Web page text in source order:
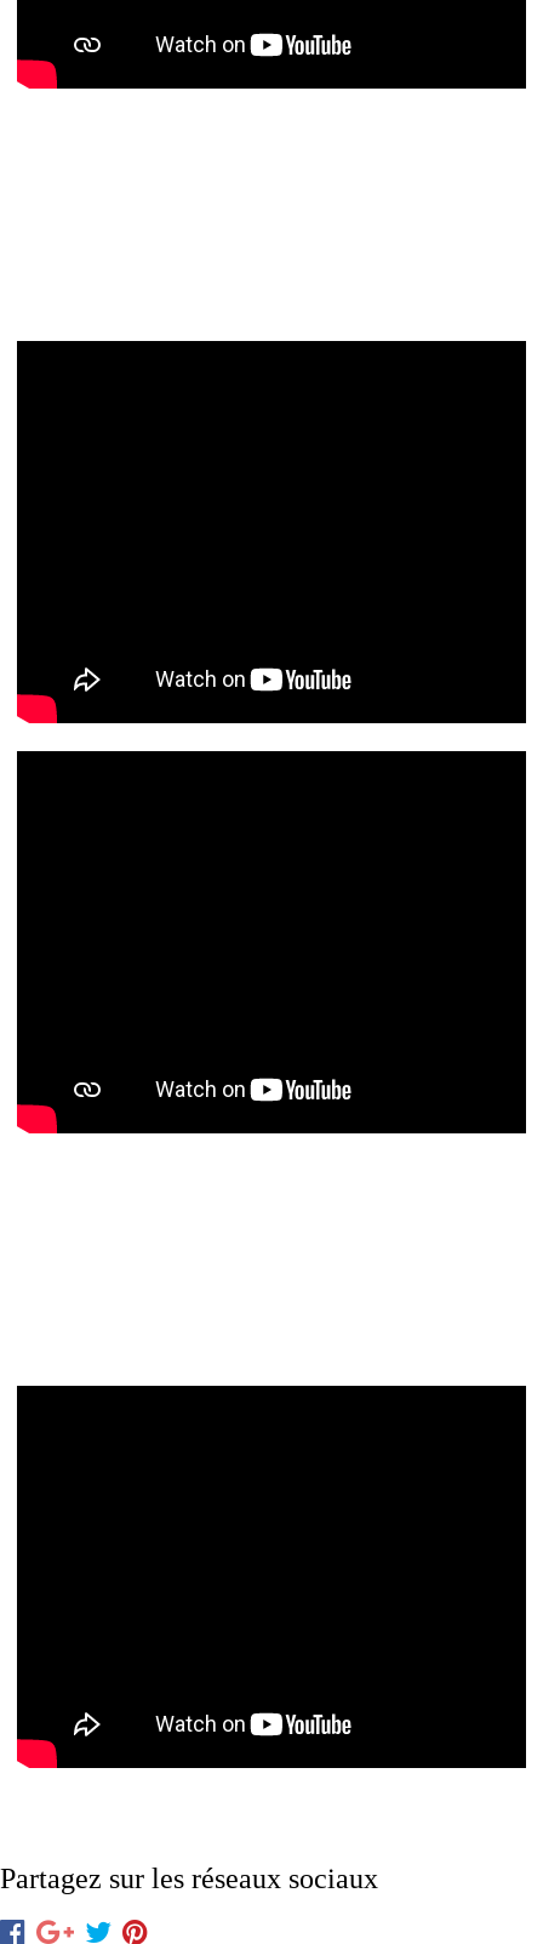
Partagez sur les réseaux sociaux